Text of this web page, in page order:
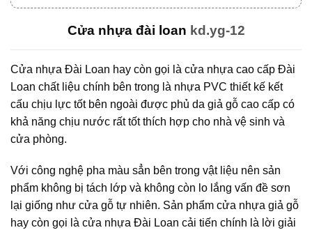
Cửa nhựa đài loan kd.yg-12
Cửa nhựa Đài Loan hay còn gọi là cửa nhựa cao cấp Đài
Loan chất liệu chính bên trong là nhựa PVC thiết kế kết
cấu chịu lực tốt bên ngoài được phủ da giả gỗ cao cấp có
khả năng chịu nước rất tốt thích hợp cho nhà vệ sinh và
cửa phòng.
Với công nghệ pha màu sẳn bên trong vật liệu nên sản
phẩm không bị tách lớp và không còn lo lắng vấn đề sơn
lại giống như cửa gỗ tự nhiên. Sản phẩm cửa nhựa giả gỗ
hay còn gọi là cửa nhựa Đài Loan cải tiến chính là lời giải